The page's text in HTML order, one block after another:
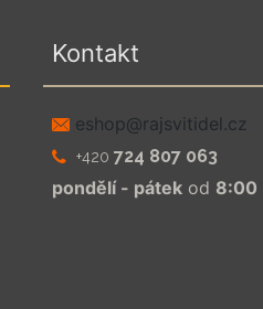
Kontakt
zc.leditivsjar@pohse
+420 724 807 063
pondělí - pátek od 8:00